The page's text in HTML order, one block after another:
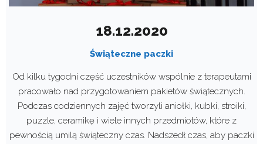
18.12.2020
Świąteczne paczki
Od kilku tygodni część uczestników wspólnie z terapeutami
pracowało nad przygotowaniem pakietów świątecznych.
Podczas codziennych zajęć tworzyli aniołki, kubki, stroiki,
puzzle, ceramikę i wiele innych przedmiotów, które z
pewnością umilą świąteczny czas. Nadszedł czas, aby paczki